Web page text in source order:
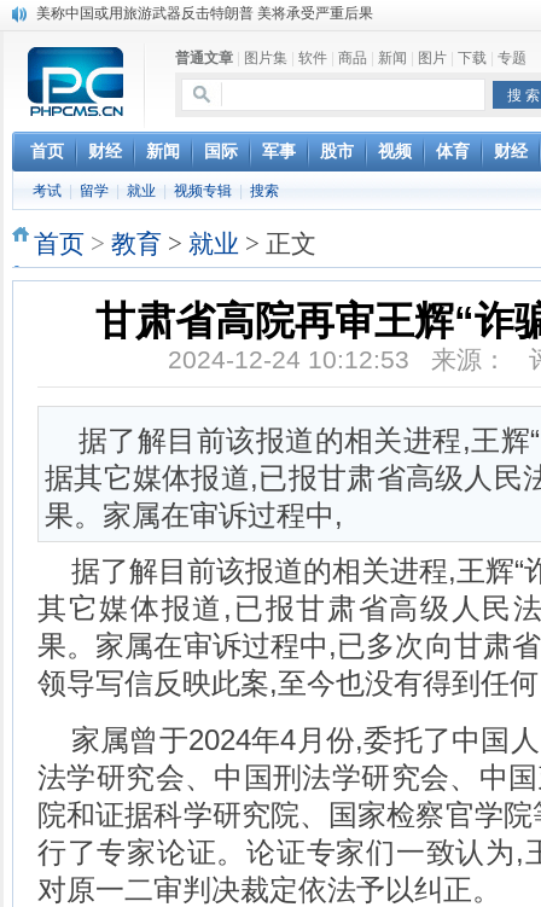
美称中国或用旅游武器反击特朗普 美将承受严重后果
中国武器2014年全面巩固国际市场 性价比优势高
中国南海收复8岛礁 “四点星座”战略曝光
海军第19、20批护航编队进行任务交接联合护航
中国舰机在西沙海域展开舰机联合巡航
第六届中国人民解放军新闻奖评选结果公示公告
俄：中国军工进步太快 俄造船厂相比只能哭泣
中国“彩虹”5无人机总体作战能力达国际领先水平
普通文章 图片集 软件 商品 新闻 图片 下载 专题
首页 财经 新闻 国际 军事 股市 视频 体育 财经
考试 留学 就业 视频专辑 搜索
首页 > 教育 > 就业 > 正文
甘肃省高院再审王辉“诈
2024-12-24 10:12:53 来源：
据了解目前该报道的相关进程,王辉
据其它媒体报道,已报甘肃省高级人民
果。家属在审诉过程中,
据了解目前该报道的相关进程,王辉“
其它媒体报道,已报甘肃省高级人民
果。家属在审诉过程中,已多次向甘肃
领导写信反映此案,至今也没有得到任
家属曾于2024年4月份,委托了中国
法学研究会、中国刑法学研究会、中
院和证据科学研究院、国家检察官学
行了专家论证。论证专家们一致认为,
对原一二审判决裁定依法予以纠正。